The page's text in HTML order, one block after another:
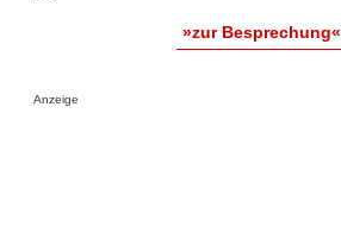
»zur Besprechung«
Anzeige